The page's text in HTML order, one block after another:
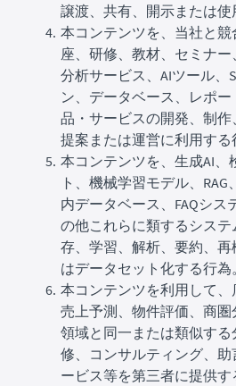
譲渡、共有、開示または使
本コンテンツを、当社と
座、研修、教材、セミナー
分析サービス、AIツール、
ン、データベース、レポ
品・サービスの開発、制作
提案または運営に利用する
本コンテンツを、生成AI、
ト、機械学習モデル、
内データベース、FAQシス
の他これらに類するシス
存、学習、解析、要約、
はデータセット化する行為。
本コンテンツを利用して、
売上予測、物件評価、商
領域と同一または類似す
修、コンサルティング、
ービス等を第三者に提供す